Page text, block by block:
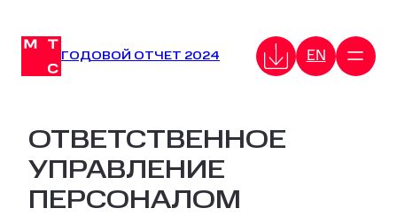
содержимомуГОДОВОЙ ОТЧЕТ 2024 EN
ОТВЕТСТВЕННОЕ
УПРАВЛЕНИЕ
ПЕРСОНАЛОМ